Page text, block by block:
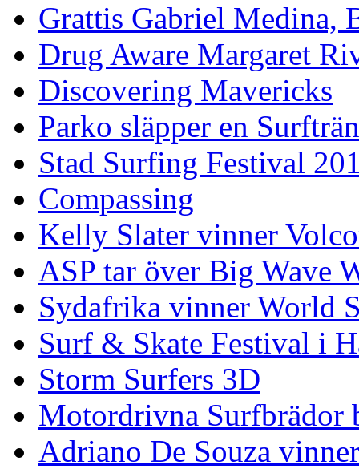
Grattis Gabriel Medina,
Drug Aware Margaret
Discovering Mavericks
Parko släpper en
Stad Surfing Festival
Compassing
Kelly Slater vinner
ASP tar över Big Wave
Sydafrika vinner World
Surf & Skate Festival i
Storm Surfers 3D
Motordrivna Surfbrädor
Adriano De Souza